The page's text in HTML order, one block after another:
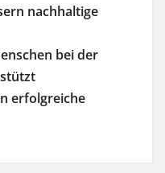
nachhaltige
bei der
erfolgreiche